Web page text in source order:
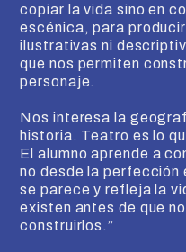
copiar la vida sino en
escénica, para
ilustrativas ni
que nos permiten
personaje.
Nos interesa la
historia. Teatro es lo
El alumno aprende a
no desde la perfección
se parece y refleja la
existen antes de que
construirlos.”